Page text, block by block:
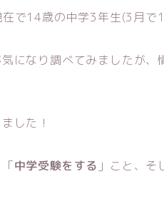
で14歳の中学3年生(3月で
になり調べてみましたが、
した！
中学受験をする 」こと、そ